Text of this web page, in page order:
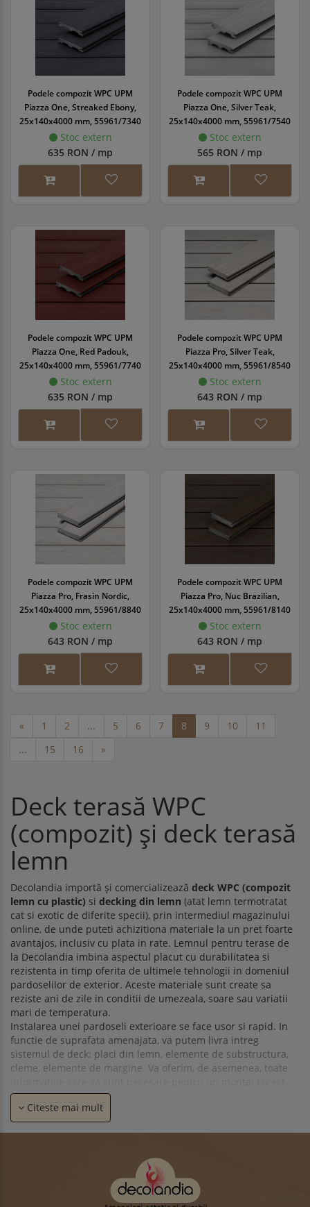
Podele compozit WPC UPM
Piazza One, Streaked Ebony,
25x140x4000 mm, 55961/7340
Stoc extern
635 RON / mp
Podele compozit WPC UPM
Piazza One, Silver Teak,
25x140x4000 mm, 55961/7540
Stoc extern
565 RON / mp
Podele compozit WPC UPM
Piazza One, Red Padouk,
25x140x4000 mm, 55961/7740
Stoc extern
635 RON / mp
Podele compozit WPC UPM
Piazza Pro, Silver Teak,
25x140x4000 mm, 55961/8540
Stoc extern
643 RON / mp
Podele compozit WPC UPM
Piazza Pro, Frasin Nordic,
25x140x4000 mm, 55961/8840
Stoc extern
643 RON / mp
Podele compozit WPC UPM
Piazza Pro, Nuc Brazilian,
25x140x4000 mm, 55961/8140
Stoc extern
643 RON / mp
« 1 2 ... 5 6 7 8 9 10
11
...
15 16 »
Deck terasă WPC
(compozit) și deck terasă
lemn
Decolandia importă și comercializează deck WPC (compozit
lemn cu plastic) si decking din lemn (atat lemn termotratat
cat si exotic de diferite specii), prin intermediul magazinului
online, de unde puteti achizitiona materiale la un pret foarte
avantajos, inclusiv cu plata in rate. Lemnul pentru terase de
la Decolandia imbina aspectul placut cu durabilitatea si
rezistenta in timp oferita de ultimele tehnologii in domeniul
pardoselilor de exterior. Aceste materiale sunt create sa
reziste ani de zile in conditii de umezeala, soare sau variatii
mari de temperatura.
Instalarea unei pardoseli exterioare se face usor si rapid. In
functie de suprafata amenajata, va putem livra intreg
sistemul de deck: placi din lemn, elemente de substructura,
cleme, elemente de margine. Va oferim, de asemenea, toate
Puteti achizitiona materialele din magazinul online, de unde
necesare montajului. Preturile la care comercializam
inalta pe care o oferim. Toate produsele beneficiaza de
garantie, si va oferim si toata gama de produse pentru
intretinerea in bune conditii a pardoselii pentru exterior. Tot
prin intermediul magazinului online puteti achizitiona deck in
Citeste mai mult